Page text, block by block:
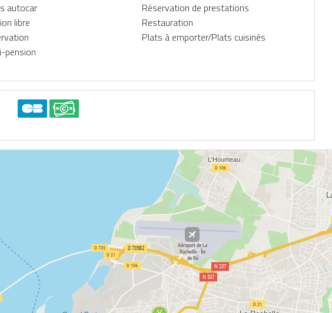
autocar
libre
pension
Réservation de prestations
Restauration
Plats à emporter/Plats cuisinés